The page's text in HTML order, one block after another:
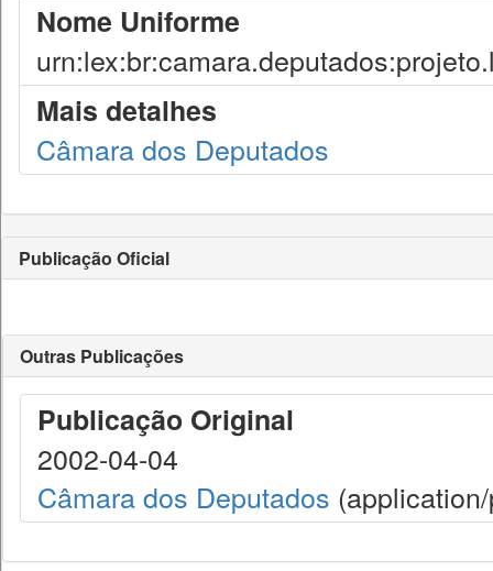
Nome Uniforme
Mais detalhes
Câmara dos Deputados
Publicação Oficial
Outras Publicações
Publicação Original
2002-04-04
Câmara dos Deputados